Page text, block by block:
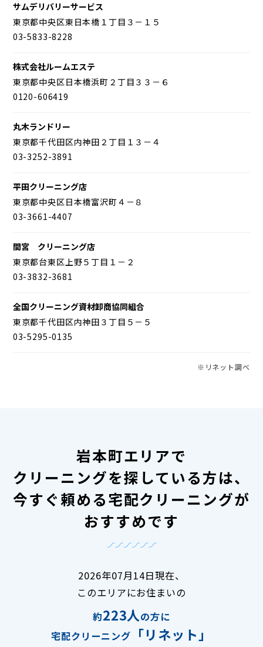
サムデリバリーサービス
東京都中央区東日本橋１丁目３－１５
03-5833-8228
株式会社ルームエステ
東京都中央区日本橋浜町２丁目３３－６
0120-606419
丸木ランドリー
東京都千代田区内神田２丁目１３－４
03-3252-3891
平田クリーニング店
東京都中央区日本橋富沢町４－８
03-3661-4407
間宮 クリーニング店
東京都台東区上野５丁目１－２
03-3832-3681
全国クリーニング資材卸商協同組合
東京都千代田区内神田３丁目５－５
03-5295-0135
※リネット調べ
岩本町エリアで
クリーニングを探している方は、
今すぐ頼める宅配クリーニングが
おすすめです
2026年07月14日現在、
このエリアにお住まいの
約223人の方に
宅配クリーニング
「リネット」